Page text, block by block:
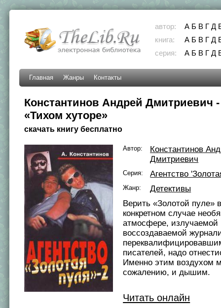
автор: А Б В Г Д
книга:
А Б В Г Д
серия:
А Б В Г Д
Главная Жанры Контакты
Константинов Андрей Дмитриевич
«Тихом хуторе»
скачать книгу бесплатно
Автор:
Константинов
Дмитриевич
Серия: Агентство
Жанр:
Детективы
Верить «Золотой пуле»
конкретном случае
атмосфере, излучаемой
воссоздаваемой
писателей, надо
Именно этим воздухом
сожалению, и дышим.
Читать онлайн